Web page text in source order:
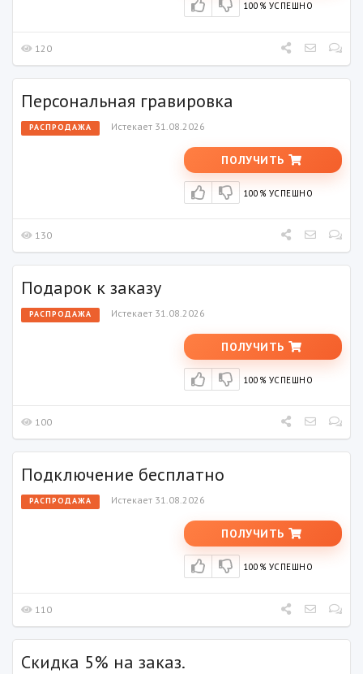
100% УСПЕШНО
120
Персональная гравировка
РАСПРОДАЖА Истекает 31.08.2026
ПОЛУЧИТЬ
100% УСПЕШНО
130
Подарок к заказу
РАСПРОДАЖА Истекает 31.08.2026
ПОЛУЧИТЬ
100% УСПЕШНО
100
Подключение бесплатно
РАСПРОДАЖА Истекает 31.08.2026
ПОЛУЧИТЬ
100% УСПЕШНО
110
Скидка 5% на заказ.